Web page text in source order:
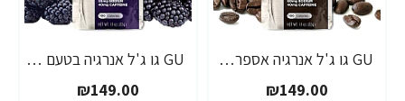
GU גו ג'ל אנרגיה אספרסו 32 גרם - 24 יחידות
₪149.00
GU גו ג'ל אנרגיה בטעם פטל שחור 32 גרם - 24 יחידות
₪149.00